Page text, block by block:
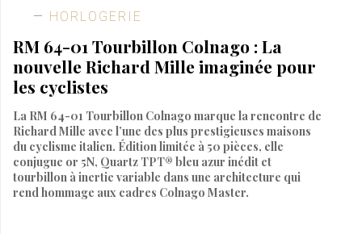
HORLOGERIE
RM 64-01 Tourbillon Colnago : La
nouvelle Richard Mille imaginée pour
les cyclistes
La RM 64-01 Tourbillon Colnago marque la rencontre de
Richard Mille avec l’une des plus prestigieuses maisons
du cyclisme italien. Édition limitée à 50 pièces, elle
conjugue or 5N, Quartz TPT® bleu azur inédit et
tourbillon à inertie variable dans une architecture qui
rend hommage aux cadres Colnago Master.